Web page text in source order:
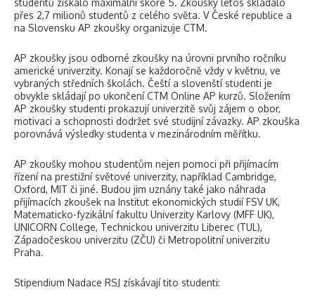
studentů získalo maximální skóre 5. Zkoušky letos skládalo
přes 2,7 milionů studentů z celého světa. V České republice a
na Slovensku AP zkoušky organizuje CTM.
AP zkoušky jsou odborné zkoušky na úrovni prvního ročníku
americké univerzity. Konají se každoročně vždy v květnu, ve
vybraných středních školách. Čeští a slovenští studenti je
obvykle skládají po ukončení CTM Online AP kurzů. Složením
AP zkoušky studenti prokazují univerzitě svůj zájem o obor,
motivaci a schopnosti dodržet své studijní závazky. AP zkouška
porovnává výsledky studenta v mezinárodním měřítku.
AP zkoušky mohou studentům nejen pomoci při přijímacím
řízení na prestižní světové univerzity, například Cambridge,
Oxford, MIT či jiné. Budou jim uznány také jako náhrada
přijímacích zkoušek na Institut ekonomických studií FSV UK,
Matematicko-fyzikální fakultu Univerzity Karlovy (MFF UK),
UNICORN College, Technickou univerzitu Liberec (TUL),
Západočeskou univerzitu (ZČU) či Metropolitní univerzitu
Praha.
Stipendium Nadace RSJ získávají tito studenti: